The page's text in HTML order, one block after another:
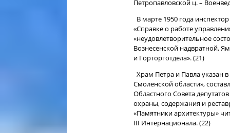
Петропавловской ц. –
В марте 1950 года
«Справке о работе
«неудовлетворительное
Вознесенской надвратной,
и Горторготдела». (21)
Храм Петра и Павла указан
Смоленской области»,
Областного Совета
охраны, содержания и
«Памятники архитектуры»
III Интернационала. (22)